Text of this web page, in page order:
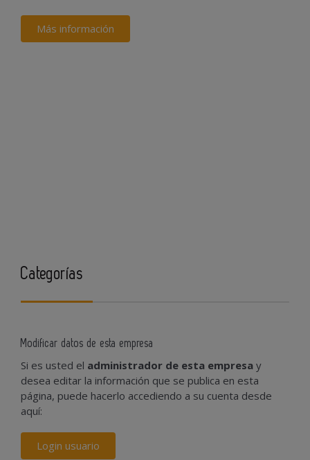
Más información
Categorías
Modificar datos de esta empresa
Si es usted el administrador de esta empresa y
desea editar la información que se publica en esta
página, puede hacerlo accediendo a su cuenta desde
aquí:
Login usuario